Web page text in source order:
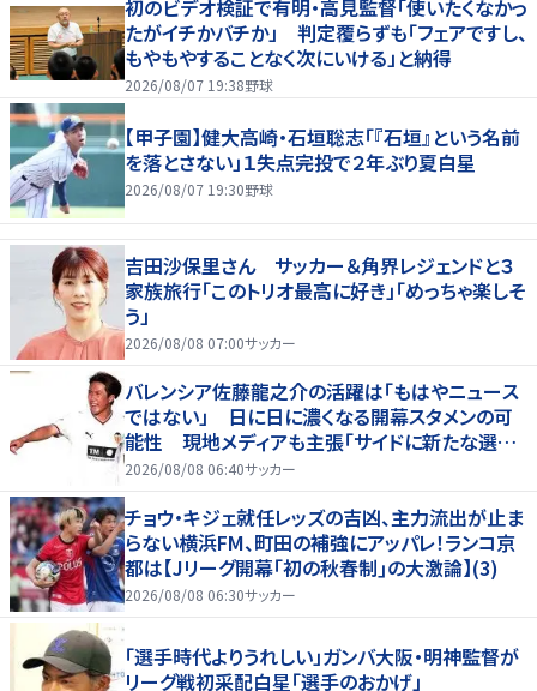
初のビデオ検証で有明・高見監督「使いたくなかっ
たがイチかバチか」 判定覆らずも「フェアですし、
もやもやすることなく次にいける」と納得
2026/08/07 19:38野球
【甲子園】健大高崎・石垣聡志「『石垣』という名前
を落とさない」１失点完投で２年ぶり夏白星
2026/08/07 19:30野球
吉田沙保里さん サッカー＆角界レジェンドと３
家族旅行「このトリオ最高に好き」「めっちゃ楽しそ
う」
2026/08/08 07:00サッカー
バレンシア佐藤龍之介の活躍は「もはやニュース
ではない」 日に日に濃くなる開幕スタメンの可
能性 現地メディアも主張「サイドに新たな選択
肢を提供する」
2026/08/08 06:40サッカー
チョウ・キジェ就任レッズの吉凶、主力流出が止ま
らない横浜FM、町田の補強にアッパレ！ランコ京
都は【Jリーグ開幕｢初の秋春制｣の大激論】(3)
2026/08/08 06:30サッカー
「選手時代よりうれしい」ガンバ大阪・明神監督が
リーグ戦初采配白星「選手のおかげ」